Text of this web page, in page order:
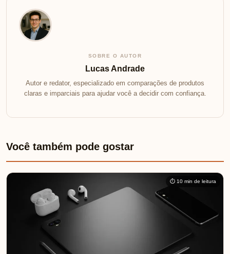
SOBRE O AUTOR
Lucas Andrade
Autor e redator, especializado em comparações de produtos
claras e imparciais para ajudar você a decidir com confiança.
Você também pode gostar
⏱ 10 min de leitura